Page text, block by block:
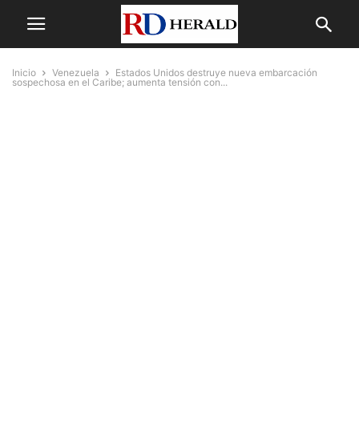
Inicio Venezuela
Estados Unidos destruye nueva embarcación
sospechosa en el Caribe; aumenta tensión con...